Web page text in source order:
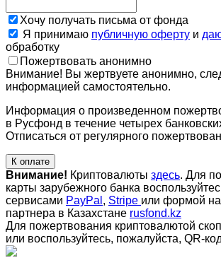
Хочу получать письма от фонда
Я принимаю публичную оферту и
обработку
Пожертвовать анонимно
Внимание! Вы жертвуете анонимно,
информацией самостоятельно.
Информация о произведенном
в Русфонд в течение четырех
Отписаться от регулярного
К оплате
Внимание! Криптовалюты здесь. Для
карты зарубежного банка
сервисами PayPal , Stripe или формой
партнера в Казахстане rusfond.kz
Для пожертвования криптовалютой
или воспользуйтесь, пожалуйста, QR-